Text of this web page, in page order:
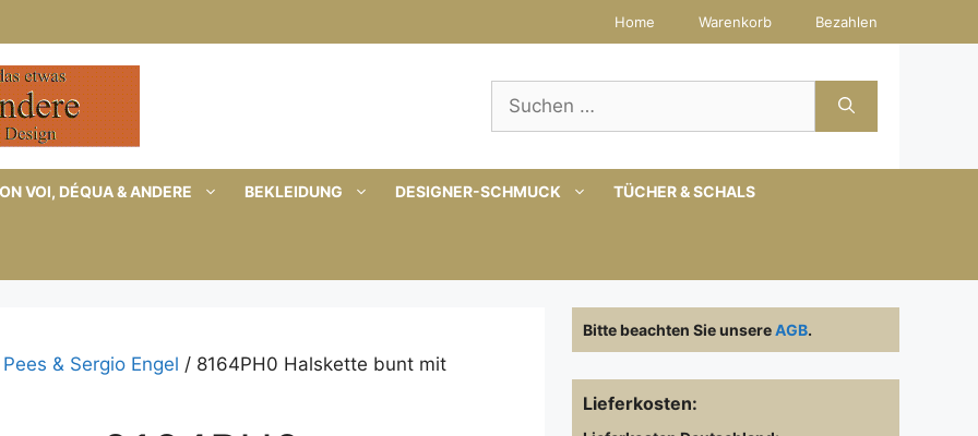
Home Warenkorb Bezahlen
Suchen
nach:
VOI, DÉQUA & ANDERE BEKLEIDUNG DESIGNER-SCHMUCK TÜCHER & SCHALS
& Sergio Engel / 8164PH0 Halskette bunt mit
Bitte beachten Sie unsereAGB.
Lieferkosten: